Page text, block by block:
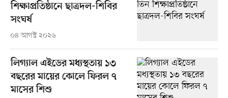
শিক্ষাপ্রতিষ্ঠানে ছাত্রদল-শিবির
সংঘর্ষ
০৪ আগস্ট ২০২৬
লিগ্যাল এইডের মধ্যস্থতায় ১৩
বছরের মায়ের কোলে ফিরল ৭
মাসের শিশু